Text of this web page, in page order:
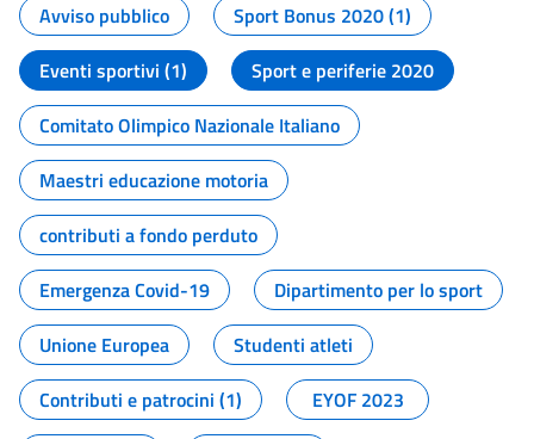
Avviso pubblico
Sport Bonus 2020 (1)
Eventi sportivi (1)
Sport e periferie 2020
Comitato Olimpico Nazionale Italiano
Maestri educazione motoria
contributi a fondo perduto
Emergenza Covid-19
Dipartimento per lo sport
Unione Europea
Studenti atleti
Contributi e patrocini (1)
EYOF 2023